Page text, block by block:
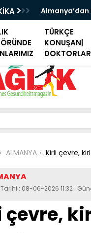
ve tatil Almanya’dan
TÜRKÇE
KONUŞAN|
DOKTORLAR
ALMANYA Kirli çevre,
Tarihi : 08-06-2026 11:32
çevre,